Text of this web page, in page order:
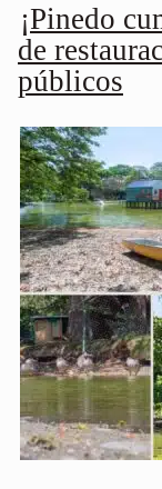
¡Pinedo
de
públicos